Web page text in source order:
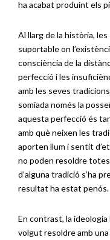
ha acabat produint els
Al llarg de la història,
suportable on
consciència de la
perfecció i les
amb les seves
somiada només la
aquesta perfecció és
amb què neixen les
aporten llum i sentit
no poden resoldre
d’alguna tradició s’ha
resultat ha estat penós.
En contrast, la ideologia
volgut resoldre amb